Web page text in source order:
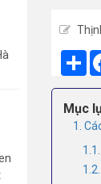
Mục
1.